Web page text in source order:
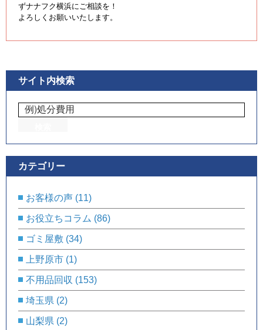
ずナナフク横浜にご相談を！
よろしくお願いいたします。
サイト内検索
カテゴリー
お客様の声 (11)
お役立ちコラム (86)
ゴミ屋敷 (34)
上野原市 (1)
不用品回収 (153)
埼玉県 (2)
山梨県 (2)